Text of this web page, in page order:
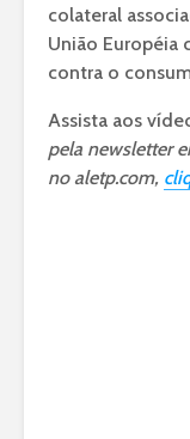
colateral
União Européia
contra o
Assista aos
pela newsletter
no aletp.com,